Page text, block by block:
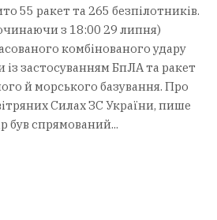
55 ракет та 265 безпілотників.
з 18:00 29 липня)
комбінованого удару
із застосуванням БпЛА та ракет
й морського базування. Про
Силах ЗС України, пише
був спрямований...